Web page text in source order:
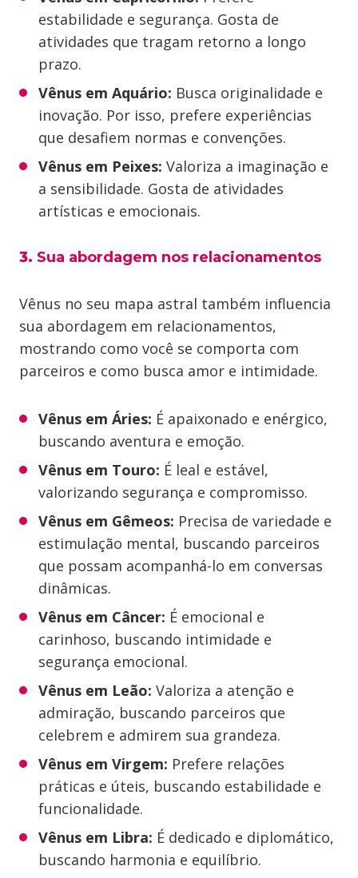
estabilidade e segurança. Gosta de
atividades que tragam retorno a longo
prazo.
Vênus em Aquário: Busca originalidade e
inovação. Por isso, prefere experiências
que desafiem normas e convenções.
Vênus em Peixes: Valoriza a imaginação e
a sensibilidade. Gosta de atividades
artísticas e emocionais.
3. Sua abordagem nos relacionamentos
Vênus no seu mapa astral também influencia
sua abordagem em relacionamentos,
mostrando como você se comporta com
parceiros e como busca amor e intimidade.
Vênus em Áries: É apaixonado e enérgico,
buscando aventura e emoção.
Vênus em Touro: É leal e estável,
valorizando segurança e compromisso.
Vênus em Gêmeos: Precisa de variedade e
estimulação mental, buscando parceiros
que possam acompanhá-lo em conversas
dinâmicas.
Vênus em Câncer: É emocional e
carinhoso, buscando intimidade e
segurança emocional.
Vênus em Leão: Valoriza a atenção e
admiração, buscando parceiros que
celebrem e admirem sua grandeza.
Vênus em Virgem: Prefere relações
práticas e úteis, buscando estabilidade e
funcionalidade.
Vênus em Libra: É dedicado e diplomático,
buscando harmonia e equilíbrio.